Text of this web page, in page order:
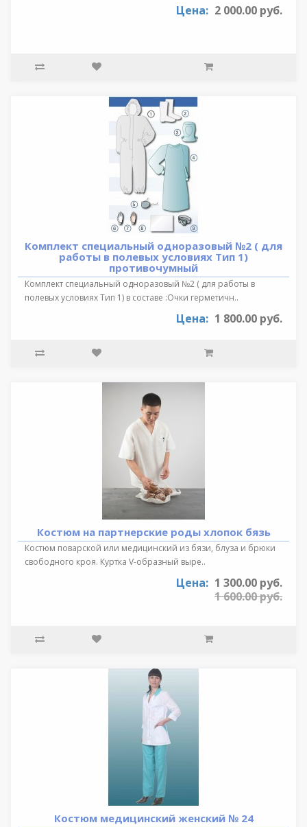
Цена: 2 000.00 руб.
Комплект специальный одноразовый №2 ( для
работы в полевых условиях Тип 1)
противочумный
Комплект специальный одноразовый №2 ( для работы в
полевых условиях Тип 1) в составе :Очки герметичн..
Цена: 1 800.00 руб.
Костюм на партнерские роды хлопок бязь
Костюм поварской или медицинский из бязи, блуза и брюки
свободного кроя. Куртка V-образный выре..
Цена: 1 300.00 руб.
1 600.00 руб.
Костюм медицинский женский № 24